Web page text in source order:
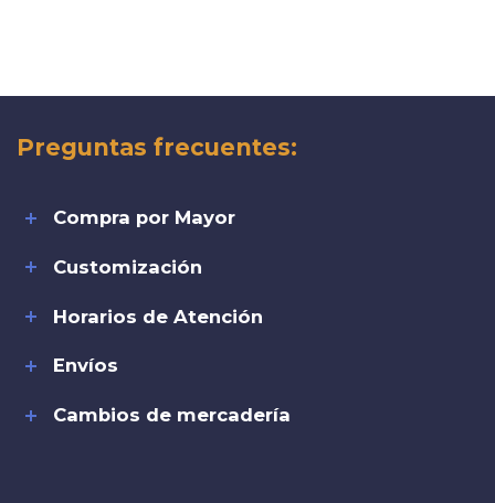
Preguntas frecuentes:
Compra por Mayor
Customización
Horarios de Atención
Envíos
Cambios de mercadería